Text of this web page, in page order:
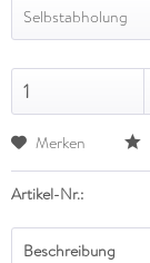
Selbstabholung
1
Merken
Artikel-Nr.:
Beschreibung